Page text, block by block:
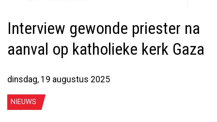
Interview gewonde priester na
aanval op katholieke kerk Gaza
dinsdag, 19 augustus 2025
NIEUWS